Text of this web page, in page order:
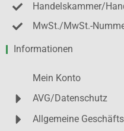
Handelskammer/
MwSt./MwSt.-
Informationen
Mein Konto
AVG/Datenschutz
Allgemeine